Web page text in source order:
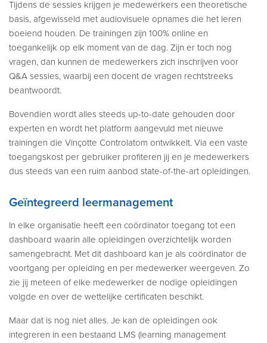
Tijdens de sessies krijgen je medewerkers een theoretische
basis, afgewisseld met audiovisuele opnames die het leren
boeiend houden. De trainingen zijn 100% online en
toegankelijk op elk moment van de dag. Zijn er toch nog
vragen, dan kunnen de medewerkers zich inschrijven voor
Q&A sessies, waarbij een docent de vragen rechtstreeks
beantwoordt.
Bovendien wordt alles steeds up-to-date gehouden door
experten en wordt het platform aangevuld met nieuwe
trainingen die Vinçotte Controlatom ontwikkelt. Via een vaste
toegangskost per gebruiker profiteren jij en je medewerkers
dus steeds van een ruim aanbod state-of-the-art opleidingen.
Geïntegreerd leermanagement
In elke organisatie heeft een coördinator toegang tot een
dashboard waarin alle opleidingen overzichtelijk worden
samengebracht. Met dit dashboard kan je als coördinator de
voortgang per opleiding en per medewerker weergeven. Zo
zie jij meteen of elke medewerker de nodige opleidingen
volgde en over de wettelijke certificaten beschikt.
Maar dat is nog niet alles. Je kan de opleidingen ook
integreren in een bestaand LMS (learning management